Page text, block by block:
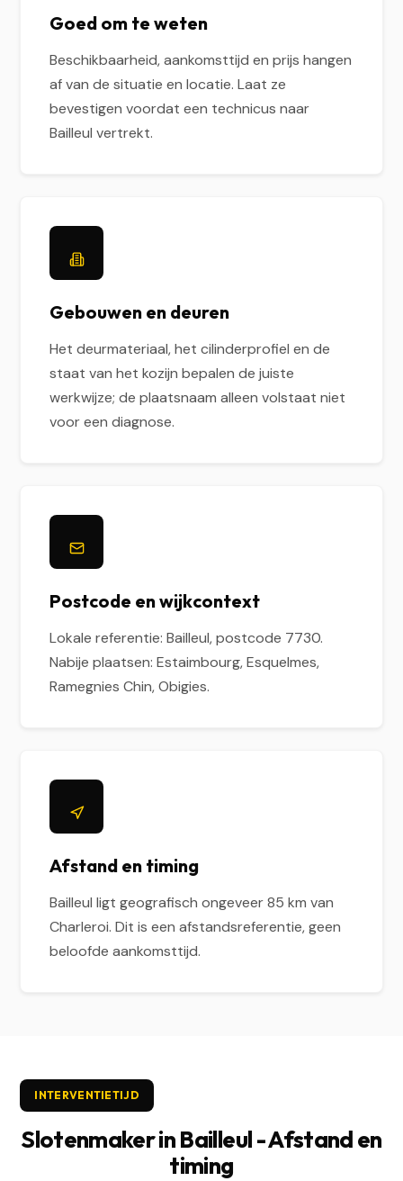
Goed om te weten
Beschikbaarheid, aankomsttijd en prijs hangen
af van de situatie en locatie. Laat ze
bevestigen voordat een technicus naar
Bailleul vertrekt.
Gebouwen en deuren
Het deurmateriaal, het cilinderprofiel en de
staat van het kozijn bepalen de juiste
werkwijze; de plaatsnaam alleen volstaat niet
voor een diagnose.
Postcode en wijkcontext
Lokale referentie: Bailleul, postcode 7730.
Nabije plaatsen: Estaimbourg, Esquelmes,
Ramegnies Chin, Obigies.
Afstand en timing
Bailleul ligt geografisch ongeveer 85 km van
Charleroi. Dit is een afstandsreferentie, geen
beloofde aankomsttijd.
INTERVENTIETIJD
Slotenmaker in Bailleul - Afstand en
timing